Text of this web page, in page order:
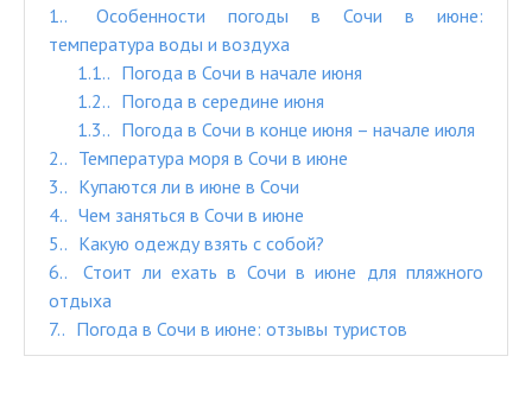
1.
Особенности погоды в Сочи в июне:
температура воды и воздуха
1.1.
Погода в Сочи в начале июня
1.2.
Погода в середине июня
1.3.
Погода в Сочи в конце июня – начале июля
2.
Температура моря в Сочи в июне
3.
Купаются ли в июне в Сочи
4.
Чем заняться в Сочи в июне
5.
Какую одежду взять с собой?
6.
Стоит ли ехать в Сочи в июне для пляжного
отдыха
7.
Погода в Сочи в июне: отзывы туристов